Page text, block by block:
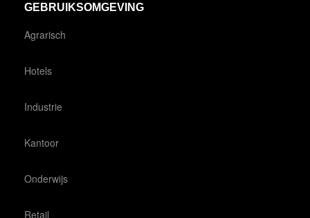
GEBRUIKSOMGEVING
Agrarisch
Hotels
Industrie
Kantoor
Onderwijs
Retail